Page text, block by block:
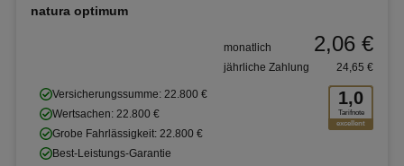
natura optimum
1,0
Tarifnote
excellent
Versicherungssumme: 22.800 €
Wertsachen: 22.800 €
Grobe Fahrlässigkeit: 22.800 €
Best-Leistungs-Garantie
monatlich 2,06 €
jährliche Zahlung 24,65 €